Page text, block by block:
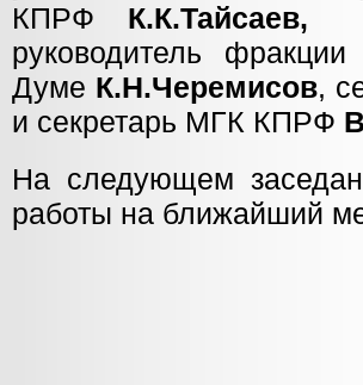
КПРФ К.К.Тайсаев,
руководитель
Думе К.Н.Черемисов,
и секретарь МГК КПРФ
На следующем
работы на ближайший